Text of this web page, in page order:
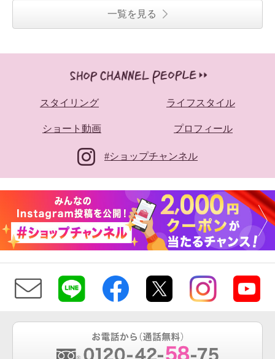
一覧を見る
スタイリング ライフスタイル
ショート動画 プロフィール
#ショップチャンネル